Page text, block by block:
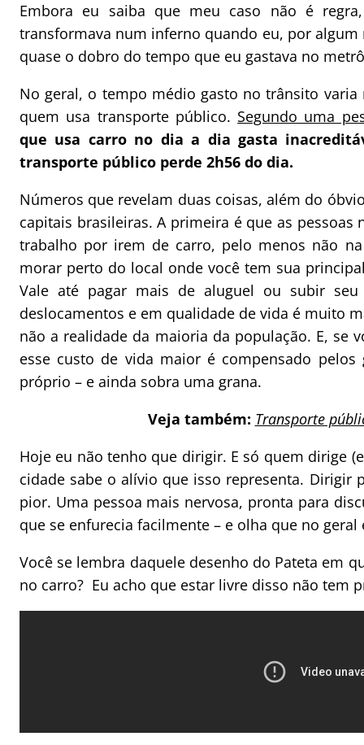
Embora eu saiba que meu caso não é
transformava num inferno quando eu, por
quase o dobro do tempo que eu gastava no
No geral, o tempo médio gasto no trânsito
quem usa transporte público. Segundo uma
que usa carro no dia a dia gasta
transporte público perde 2h56 do dia.
Números que revelam duas coisas, além do
capitais brasileiras. A primeira é que as
trabalho por irem de carro, pelo menos não
morar perto do local onde você tem sua
Vale até pagar mais de aluguel ou subir
deslocamentos e em qualidade de vida é muito
não a realidade da maioria da população. E, se
esse custo de vida maior é compensado
próprio – e ainda sobra uma grana.
Veja também: Transporte
Hoje eu não tenho que dirigir. E só quem dirige
cidade sabe o alívio que isso representa. Dirigir
pior. Uma pessoa mais nervosa, pronta para
que se enfurecia facilmente – e olha que no
Você se lembra daquele desenho do Pateta em
no carro? Eu acho que estar livre disso não tem